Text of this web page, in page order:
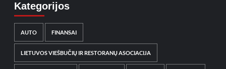
Kategorijos
AUTO FINANSAI
LIETUVOS VIEŠBUČIŲ IR RESTORANŲ ASOCIACIJA